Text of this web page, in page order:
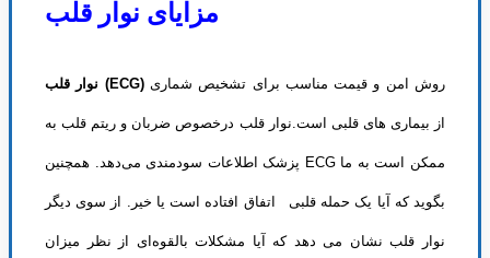
مزایای نوار قلب
نوار قلب (ECG)روش امن و قیمت مناسب برای تشخیص شماری
از بیماری های قلبی است.نوار قلب درخصوص ضربان و ریتم قلب به
پزشک اطلاعات سودمندی می‌دهد. همچنین ECG ممکن است به ما
بگوید که آیا یک حمله قلبی اتفاق افتاده است یا خیر. از سوی دیگر
نوار قلبنشان می دهد که آیا مشکلات بالقوه‌ای از نظر میزان